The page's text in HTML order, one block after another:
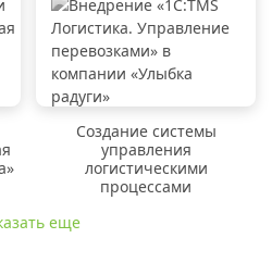
Создание системы
управления
логистическими
процессами
еще